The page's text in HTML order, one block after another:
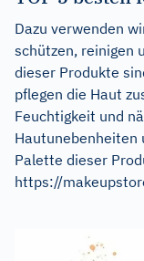
Dazu verwenden
schützen, reinigen
dieser Produkte
pflegen die Haut
Feuchtigkeit und
Hautunebenheiten
Palette dieser
https://